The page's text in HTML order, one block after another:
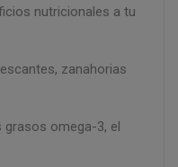
nutricionales a tu
zanahorias
omega-3, el